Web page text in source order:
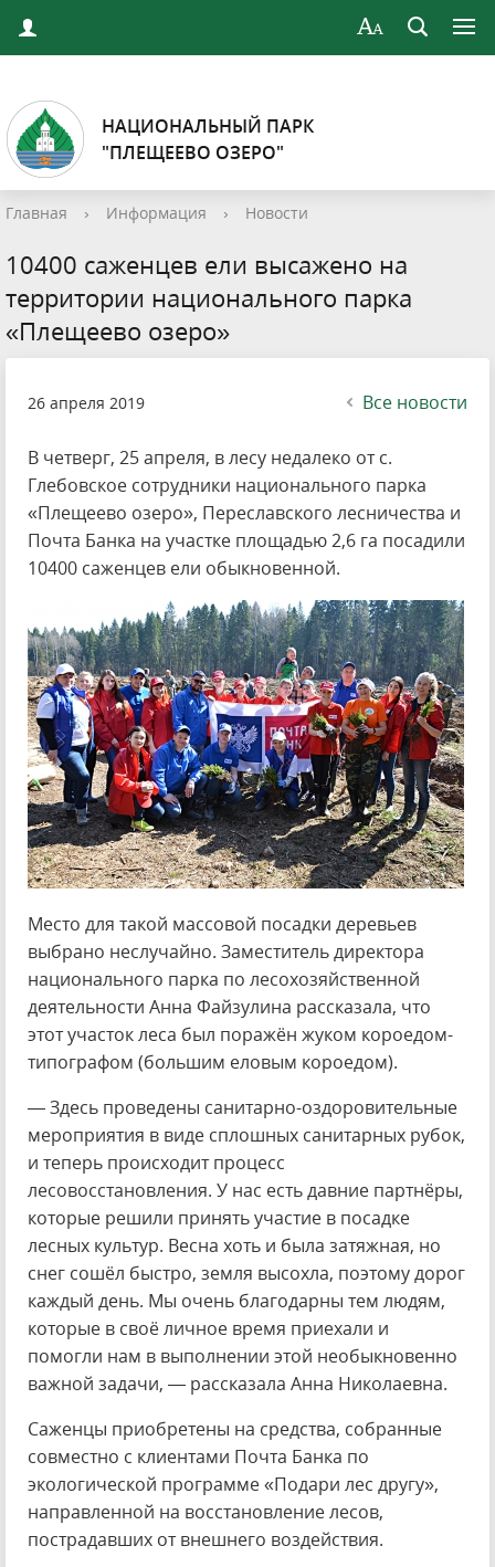
НАЦИОНАЛЬНЫЙ ПАРК
"ПЛЕЩЕЕВО ОЗЕРО"
Главная › Информация › Новости
10400 саженцев ели высажено на
территории национального парка
«Плещеево озеро»
26 апреля 2019 Все новости
В четверг, 25 апреля, в лесу недалеко от с.
Глебовское сотрудники национального парка
«Плещеево озеро», Переславского лесничества и
Почта Банка на участке площадью 2,6 га посадили
10400 саженцев ели обыкновенной.
Место для такой массовой посадки деревьев
выбрано неслучайно. Заместитель директора
национального парка по лесохозяйственной
деятельности Анна Файзулина рассказала, что
этот участок леса был поражён жуком короедом-
типографом (большим еловым короедом).
— Здесь проведены санитарно-оздоровительные
мероприятия в виде сплошных санитарных рубок,
и теперь происходит процесс
лесовосстановления. У нас есть давние партнёры,
которые решили принять участие в посадке
лесных культур. Весна хоть и была затяжная, но
снег сошёл быстро, земля высохла, поэтому дорог
каждый день. Мы очень благодарны тем людям,
которые в своё личное время приехали и
помогли нам в выполнении этой необыкновенно
важной задачи, — рассказала Анна Николаевна.
Саженцы приобретены на средства, собранные
совместно с клиентами Почта Банка по
экологической программе «Подари лес другу»,
направленной на восстановление лесов,
пострадавших от внешнего воздействия.